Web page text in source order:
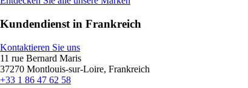
Kundendienst in Frankreich
Kontaktieren Sie uns
11 rue Bernard Maris
37270 Montlouis-sur-Loire, Frankreich
+33 1 86 47 62 58